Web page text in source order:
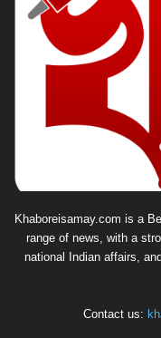
Khaboreisamay.com is a
range of news, with a
national Indian affairs,
Contact us: